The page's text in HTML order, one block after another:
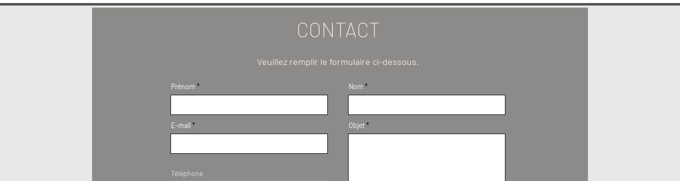
CONTACT
Veuillez remplir le formulaire ci-dessous.
Prénom
E-mail
Téléphone
Nom
Objet